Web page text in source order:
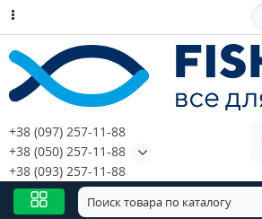
+38 (097) 257-11-88
+38 (050) 257-11-88
+38 (093) 257-11-88